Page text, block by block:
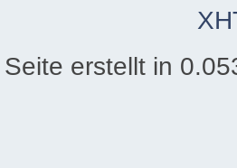
Seite erstellt in